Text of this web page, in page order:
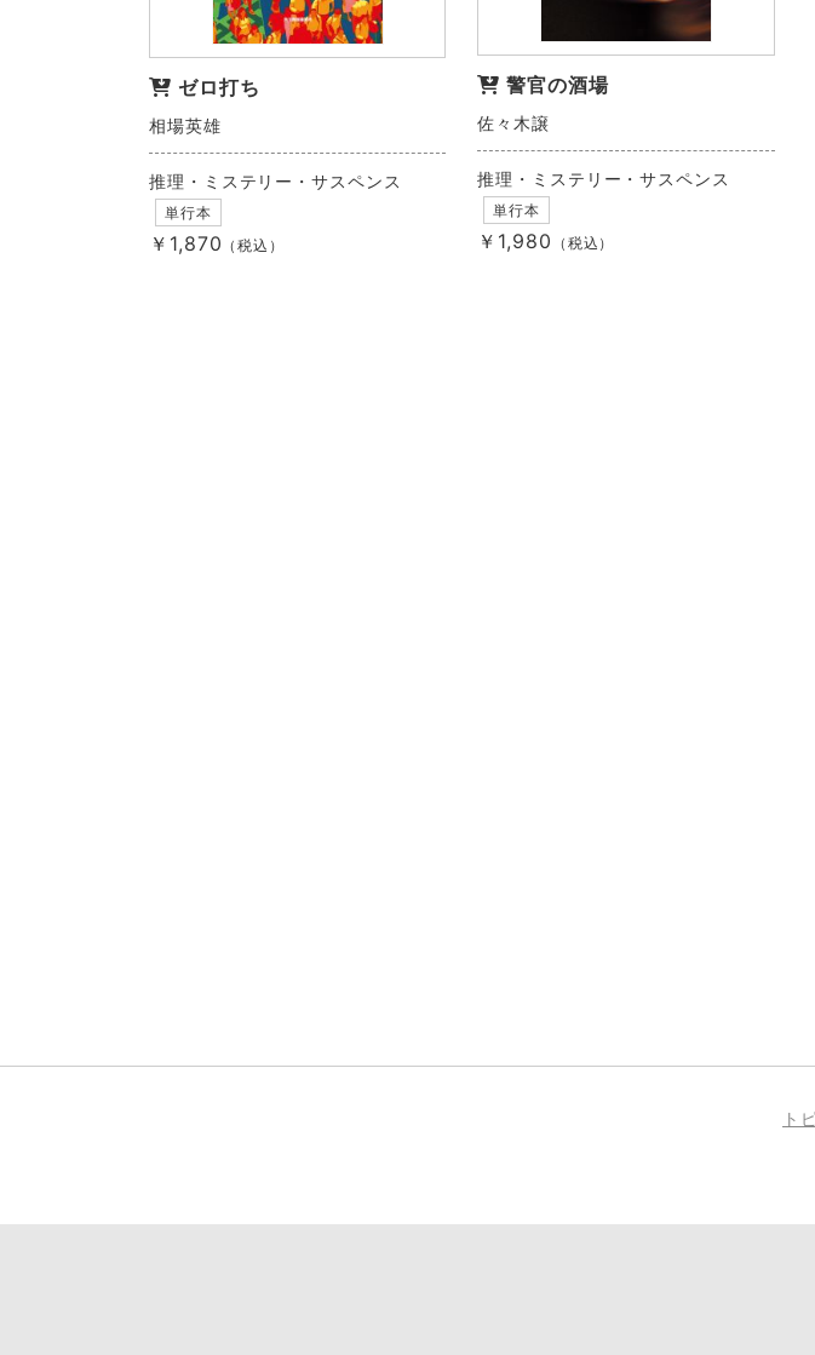
ゼロ打ち
相場英雄
推理・ミステリー・サスペンス
単行本
￥1,870 （税込）
警官の酒場
佐々木譲
推理・ミステリー・サスペンス
単行本
￥1,980 （税込）
ト